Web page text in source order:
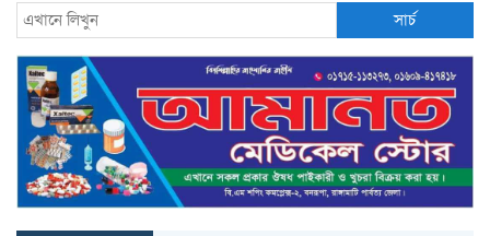
সার্চ